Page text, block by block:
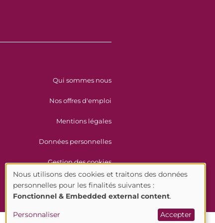
Menu Pied de page
Qui sommes nous
Nos offres d'emploi
Mentions légales
Données personnelles
Gestion des cookies
Utilisation
Nous utilisons des cookies et traitons des données
personnelles pour les finalités suivantes :
Fonctionnel & Embedded external content.
Personnaliser Accepter